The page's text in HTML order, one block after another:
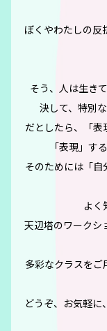
ぼくやわたしの反
そう、人は生き
決して、特別
だとしたら、「表
「表現」す
そのためには「自
よく
天辺塔のワークシ
多彩なクラスをご
どうぞ、お気軽に